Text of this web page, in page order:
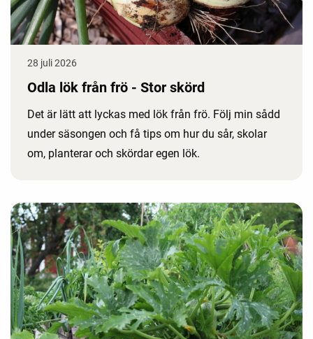
28 juli 2026
Odla lök från frö - Stor skörd
Det är lätt att lyckas med lök från frö. Följ min sådd
under säsongen och få tips om hur du sår, skolar
om, planterar och skördar egen lök.